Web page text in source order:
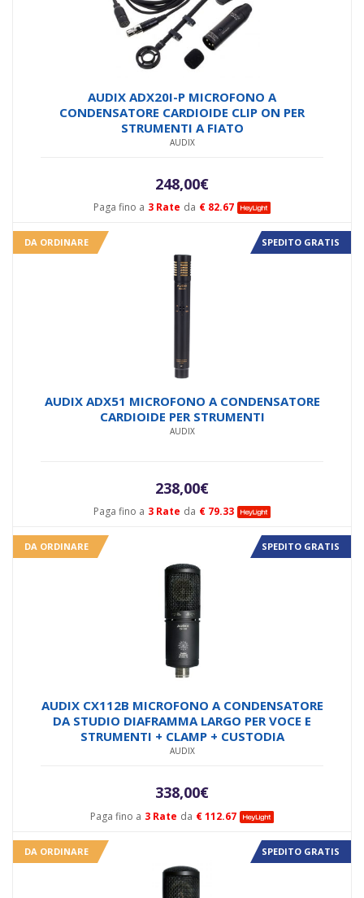
Paga fino a 3 Rate da € 82.67
AUDIX ADX20I-P MICROFONO A
CONDENSATORE CARDIOIDE CLIP ON PER
STRUMENTI A FIATO
AUDIX
248,00€
DA ORDINARE SPEDITO GRATIS
Paga fino a 3 Rate da € 79.33
AUDIX ADX51 MICROFONO A CONDENSATORE
CARDIOIDE PER STRUMENTI
AUDIX
238,00€
DA ORDINARE SPEDITO GRATIS
Paga fino a 3 Rate da € 112.67
AUDIX CX112B MICROFONO A CONDENSATORE
DA STUDIO DIAFRAMMA LARGO PER VOCE E
STRUMENTI + CLAMP + CUSTODIA
AUDIX
338,00€
DA ORDINARE SPEDITO GRATIS